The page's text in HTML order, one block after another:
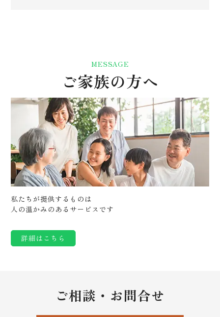
MESSAGE
ご家族の方へ
私たちが提供するものは
人の温かみのあるサービスです
詳細はこちら
ご相談・お問合せ